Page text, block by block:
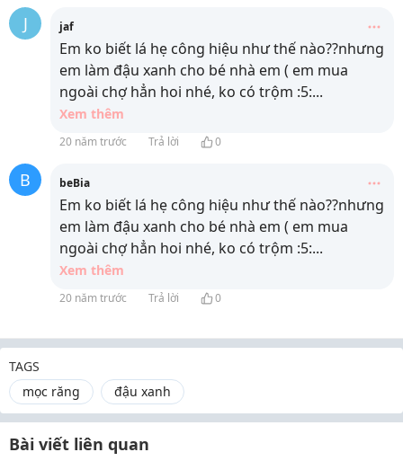
J jaf
Em ko biết lá hẹ công hiệu như thế nào??nhưng
em làm đậu xanh cho bé nhà em ( em mua
ngoài chợ hẳn hoi nhé, ko có trộm :5:...
Xem thêm
20 năm trước Trả lời 0
B beBia
Em ko biết lá hẹ công hiệu như thế nào??nhưng
em làm đậu xanh cho bé nhà em ( em mua
ngoài chợ hẳn hoi nhé, ko có trộm :5:...
Xem thêm
20 năm trước Trả lời 0
TAGS
mọc răng
đậu xanh
Bài viết liên quan